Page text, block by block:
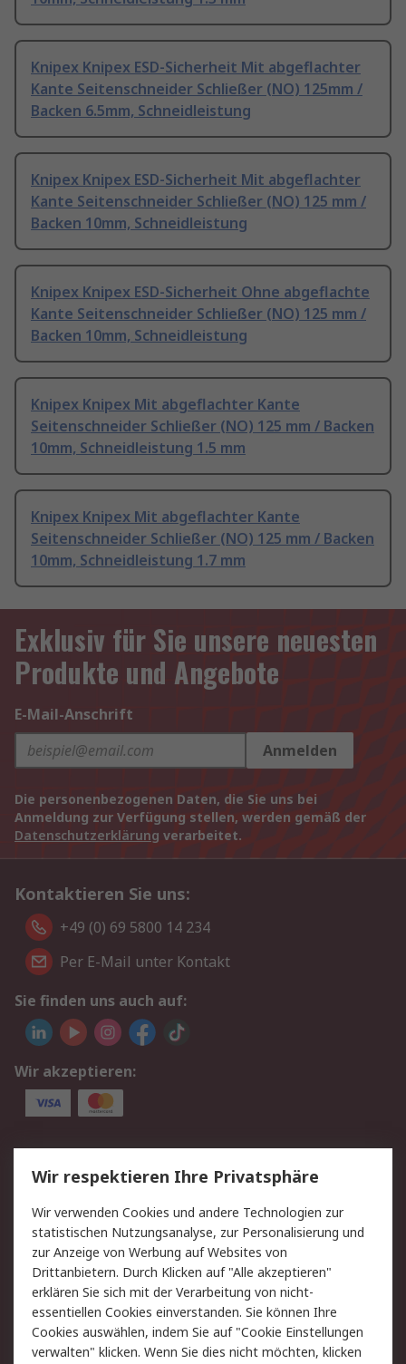
Knipex Knipex ESD-Sicherheit Mit abgeflachter
Kante Seitenschneider Schließer (NO) 125mm /
Backen 6.5mm, Schneidleistung
Knipex Knipex ESD-Sicherheit Mit abgeflachter
Kante Seitenschneider Schließer (NO) 125 mm /
Backen 10mm, Schneidleistung
Knipex Knipex ESD-Sicherheit Ohne abgeflachte
Kante Seitenschneider Schließer (NO) 125 mm /
Backen 10mm, Schneidleistung
Knipex Knipex Mit abgeflachter Kante
Seitenschneider Schließer (NO) 125 mm / Backen
10mm, Schneidleistung 1.5 mm
Knipex Knipex Mit abgeflachter Kante
Seitenschneider Schließer (NO) 125 mm / Backen
10mm, Schneidleistung 1.7 mm
Exklusiv für Sie unsere neuesten
Produkte und Angebote
E-Mail-Anschrift
Anmelden
Die personenbezogenen Daten, die Sie uns bei
Anmeldung zur Verfügung stellen, werden gemäß der
Datenschutzerklärung verarbeitet.
Kontaktieren Sie uns:
+49 (0) 69 5800 14 234
Per E-Mail unter Kontakt
Sie finden uns auch auf:
Wir akzeptieren:
Service
Value Added Services
Lieferlösungen
Rücksendungen
Kontakt
Hilfe
Privatkunden
Rechtliches
AGB
Datenschutz
Cookie-Richtlinie
Zahlungsbedingungen
Wir respektieren Ihre Privatsphäre
Wir verwenden Cookies und andere Technologien zur
statistischen Nutzungsanalyse, zur Personalisierung und
zur Anzeige von Werbung auf Websites von
Drittanbietern. Durch Klicken auf "Alle akzeptieren"
erklären Sie sich mit der Verarbeitung von nicht-
essentiellen Cookies einverstanden. Sie können Ihre
Cookies auswählen, indem Sie auf "Cookie Einstellungen
verwalten" klicken. Wenn Sie dies nicht möchten, klicken